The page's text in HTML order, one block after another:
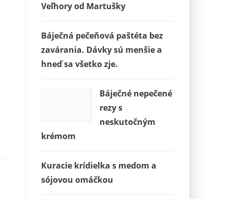
Veľhory od Martušky
Báječná pečeňová paštéta bez
zavárania. Dávky sú menšie a
hneď sa všetko zje.
Báječné nepečené
rezy s
neskutočným
krémom
Kuracie krídielka s medom a
sójovou omáčkou